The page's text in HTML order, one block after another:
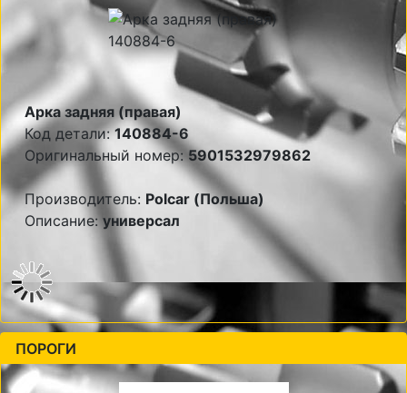
Арка задняя (правая)
Код детали:140884-6
Оригинальный номер: 5901532979862
Производитель: Polcar (Польша)
Описание:универсал
ПОРОГИ